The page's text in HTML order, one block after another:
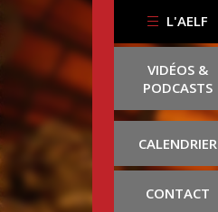
L'AELF
VIDÉOS &
PODCASTS
CALENDRIER
CONTACT